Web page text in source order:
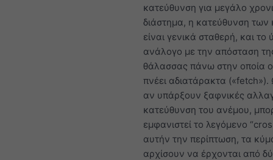
κατεύθυνση για μεγάλο
διάστημα, η κατεύθυνση
είναι γενικά σταθερή, και το
ανάλογο με την απόσταση
θάλασσας πάνω στην οποία
πνέει αδιατάρακτα («fetch»).
αν υπάρξουν ξαφνικές
κατεύθυνση του ανέμου,
εμφανιστεί το λεγόμενο
αυτήν την περίπτωση, τα
αρχίσουν να έρχονται από